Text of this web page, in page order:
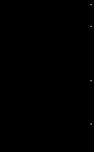
・
・
・
・